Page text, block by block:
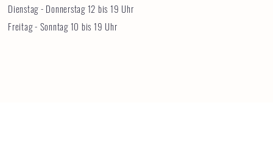
Dienstag - Donnerstag 12 bis 19 Uhr
Freitag - Sonntag 10 bis 19 Uhr